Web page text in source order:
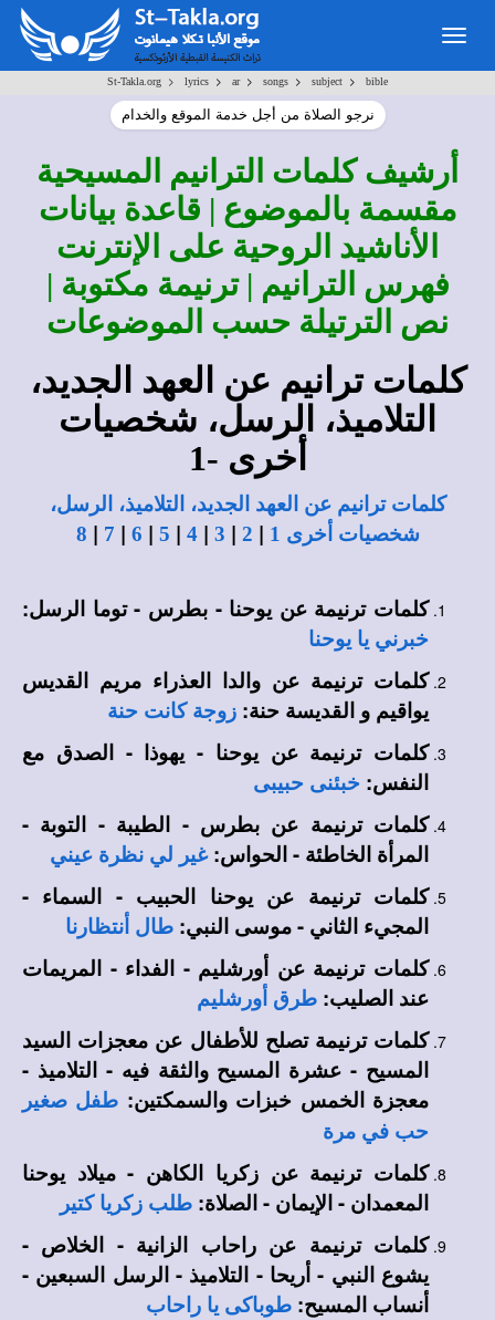
St-Takla.org > lyrics > ar> songs > subject > bible
نرجو الصلاة من أجل خدمة الموقع والخدام
أرشيف كلمات الترانيم المسيحية
مقسمة بالموضوع | قاعدة بيانات
الأناشيد الروحية على الإنترنت
فهرس الترانيم | ترنيمة مكتوبة |
نص الترتيلة حسب الموضوعات
كلمات ترانيم عن العهد الجديد،
التلاميذ، الرسل، شخصيات
أخرى -1
كلمات ترانيم عن العهد الجديد، التلاميذ، الرسل،
شخصيات أخرى 1
|
2
|
3
|
4
|
5
|
6
|
7
|
8
كلمات ترنيمة عن يوحنا - بطرس - توما الرسل:
خبرني يا يوحنا
كلمات ترنيمة عن والدا العذراء مريم القديس
يواقيم و القديسة حنة: زوجة كانت حنة
كلمات ترنيمة عن يوحنا - يهوذا - الصدق مع
النفس: خبئنى حبيبى
كلمات ترنيمة عن بطرس - الطيبة - التوبة -
المرأة الخاطئة - الحواس:غير لي نظرة عيني
كلمات ترنيمة عن يوحنا الحبيب - السماء -
المجيء الثاني - موسى النبي: طال أنتظارنا
كلمات ترنيمة عن أورشليم - الفداء - المريمات
عند الصليب: طرق أورشليم
كلمات ترنيمة تصلح للأطفال عن معجزات السيد
المسيح - عشرة المسيح والثقة فيه - التلاميذ -
معجزة الخمس خبزات والسمكتين: طفل صغير
حب في مرة
كلمات ترنيمة عن زكريا الكاهن - ميلاد يوحنا
المعمدان - الإيمان - الصلاة: طلب زكريا كتير
كلمات ترنيمة عن راحاب الزانية - الخلاص -
يشوع النبي - أريحا - التلاميذ - الرسل السبعين -
أنساب المسيح: طوباكى يا راحاب